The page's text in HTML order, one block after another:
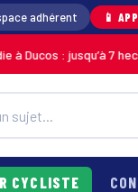
adhérent 📱
7 hectares de
CYCLISTE